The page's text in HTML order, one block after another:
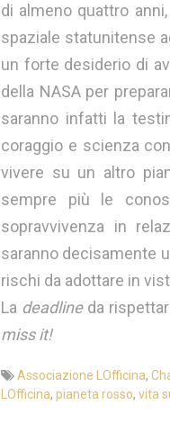
di almeno quattro
spaziale statunitense
un forte desiderio di
della NASA per
saranno infatti la
coraggio e scienza
vivere su un altro
sempre più le
sopravvivenza in
saranno decisamente
rischi da adottare in
La deadlineda
miss it!
Associazione LOfficina,
LOfficina, pianeta rosso, vita